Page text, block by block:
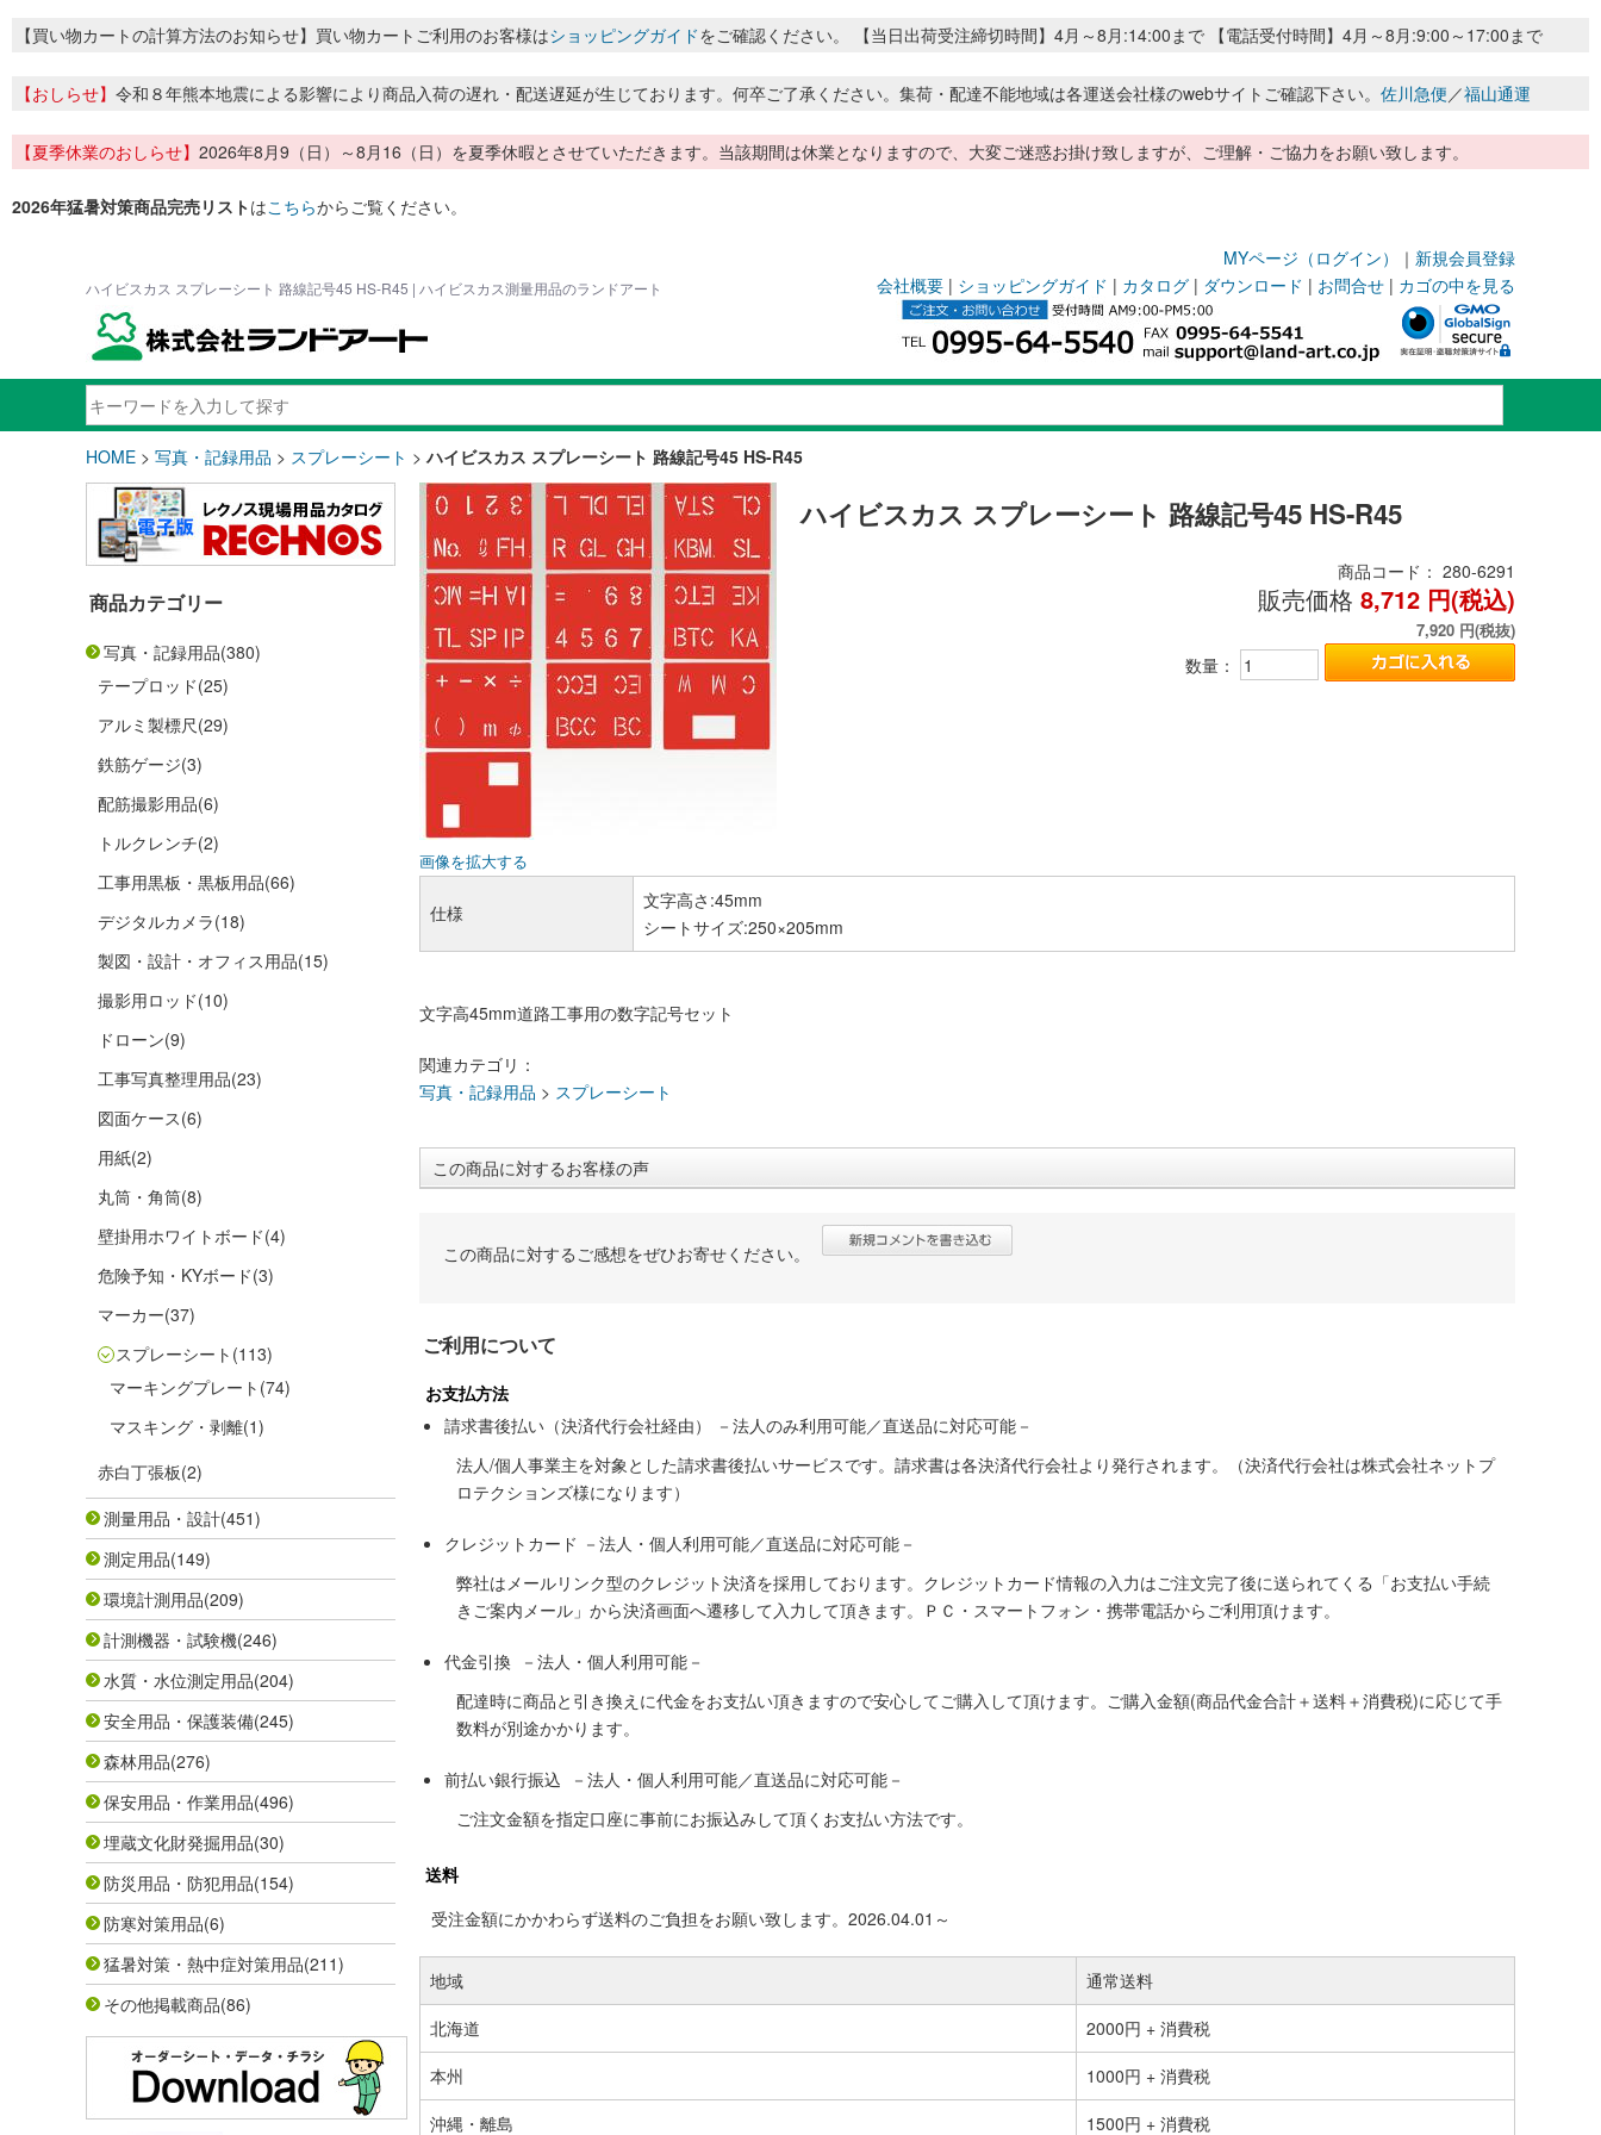
【買い物カートの計算方法のお知らせ】買い物カートご利用のお客様はショッピングガイドをご確認ください。 【当日出荷受注締切時間】4月～8月:14:00まで 【電話受付時間】4月～8月:9:00～17:00まで
【おしらせ】 令和８年熊本地震による影響により商品入荷の遅れ・配送遅延が生じております。何卒ご了承ください。集荷・配達不能地域は各運送会社様のwebサイトご確認下さい。 佐川急便／福山通運
【夏季休業のおしらせ】 2026年8月9（日）～8月16（日）を夏季休暇とさせていただきます。当該期間は休業となりますので、大変ご迷惑お掛け致しますが、ご理解・ご協力をお願い致します。
2026年猛暑対策商品完売リストはこちらからご覧ください。
MYページ（ログイン） ｜ 新規会員登録
ハイビスカス スプレーシート 路線記号45 HS-R45 | ハイビスカス測量用品のランドアート 会社概要 | ショッピングガイド | カタログ | ダウンロード | お問合せ | カゴの中を見る
HOME > 写真・記録用品 > スプレーシート >ハイビスカス スプレーシート 路線記号45 HS-R45
商品カテゴリー
写真・記録用品(380)
テープロッド(25)
アルミ製標尺(29)
鉄筋ゲージ(3)
配筋撮影用品(6)
トルクレンチ(2)
工事用黒板・黒板用品(66)
デジタルカメラ(18)
製図・設計・オフィス用品(15)
撮影用ロッド(10)
ドローン(9)
工事写真整理用品(23)
図面ケース(6)
用紙(2)
丸筒・角筒(8)
壁掛用ホワイトボード(4)
危険予知・KYボード(3)
マーカー(37)
スプレーシート (113)
マーキングプレート (74)
マスキング・剥離(1)
赤白丁張板(2)
測量用品・設計(451)
測定用品(149)
環境計測用品(209)
計測機器・試験機(246)
水質・水位測定用品(204)
安全用品・保護装備(245)
森林用品(276)
保安用品・作業用品(496)
埋蔵文化財発掘用品(30)
防災用品・防犯用品(154)
防寒対策用品(6)
猛暑対策・熱中症対策用品(211)
その他掲載商品(86)
画像を拡大する
ハイビスカス スプレーシート 路線記号45 HS-R45
商品コード： 280-6291
販売価格 8,712 円(税込)
7,920 円(税抜)
数量：
仕様
文字高さ:45mm
シートサイズ:250×205mm
文字高45mm道路工事用の数字記号セット
関連カテゴリ：
写真・記録用品 > スプレーシート
この商品に対するお客様の声
この商品に対するご感想をぜひお寄せください。
ご利用について
お支払方法
請求書後払い（決済代行会社経由） －法人のみ利用可能／直送品に対応可能－
法人/個人事業主を対象とした請求書後払いサービスです。請求書は各決済代行会社より発行されます。（決済代行会社は株式会社ネットプ
ロテクションズ様になります）
クレジットカード －法人・個人利用可能／直送品に対応可能－
弊社はメールリンク型のクレジット決済を採用しております。クレジットカード情報の入力はご注文完了後に送られてくる「お支払い手続
きご案内メール」から決済画面へ遷移して入力して頂きます。ＰＣ・スマートフォン・携帯電話からご利用頂けます。
代金引換 －法人・個人利用可能－
配達時に商品と引き換えに代金をお支払い頂きますので安心してご購入して頂けます。ご購入金額(商品代金合計＋送料＋消費税)に応じて手
数料が別途かかります。
前払い銀行振込 －法人・個人利用可能／直送品に対応可能－
ご注文金額を指定口座に事前にお振込みして頂くお支払い方法です。
送料
受注金額にかかわらず送料のご負担をお願い致します。2026.04.01～
地域
通常送料
北海道
2000円 + 消費税
本州
1000円 + 消費税
沖縄・離島
1500円 + 消費税